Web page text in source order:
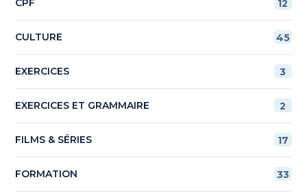
CPF 12
CULTURE 45
EXERCICES 3
EXERCICES ET GRAMMAIRE 2
FILMS & SÉRIES 17
FORMATION 33